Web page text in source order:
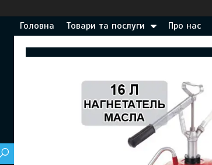
Головна Товари та послуги Про нас